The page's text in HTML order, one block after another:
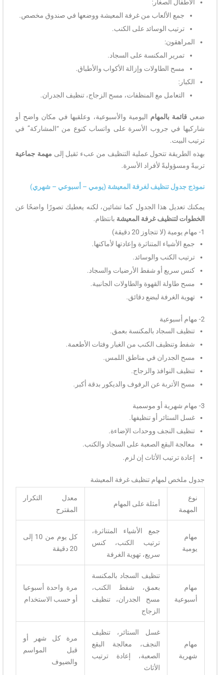
الأطفال الصغار:
جمع الألعاب من غرفة المعيشة ووضعها في صندوق مخصص.
ترتيب الوسائد على الكنب.
المراهقون:
تمرير المكنسة على السجاد.
مسح الطاولات وإزالة الأكواب والأطباق.
الكبار:
التعامل مع المنظفات، مسح الزجاج، تنظيف الجدران.
ضعيقائمة بالمهام اليومية والأسبوعية، وعلقيها في مكان واضح أو
شاركيها في جروب الأسرة على واتساب كنوع من “المشاركة” في
ترتيب البيت.
بهذه الطريقة تتحول عملية التنظيف من عبء ثقيل إلى مهمة جماعية
تربيةً ومسؤوليةً لأفراد الأسرة.
نموذج جدول تنظيف لغرفة المعيشة (يومي – أسبوعي – شهري)
يمكنك تعديل هذا الجدول كما تشائين، لكنه يعطيك تصورًا واضحًا عن
الخطوات لتنظيف غرفة المعيشة بانتظام.
1- مهام يومية (لا تتجاوز 20 دقيقة)
جمع الأشياء المتناثرة وإعادتها لأماكنها.
ترتيب الكنب والوسائد.
كنس سريع أو شفط الأرضيات والسجاد.
مسح طاولة القهوة والطاولات الجانبية.
تهوية الغرفة لبضع دقائق.
2- مهام أسبوعية
تنظيف السجاد بالمكنسة بعمق.
شفط وتنظيف الكنب من الغبار وفتات الأطعمة.
مسح الجدران في مناطق اللمس.
تنظيف النوافذ والزجاج.
مسح الأتربة عن الرفوف والديكور بدقة أكبر.
3- مهام شهرية أو موسمية
غسل الستائر أو تنظيفها.
تنظيف النجف ووحدات الإضاءة.
معالجة البقع الصعبة على السجاد والكنب.
إعادة ترتيب الأثاث إن لزم.
جدول ملخص لمهام تنظيف غرفة المعيشة
نوع
المهمة
أمثلة على المهام
معدل التكرار
المقترح
مهام
يومية
جمع الأشياء المتناثرة،
ترتيب الكنب، كنس
سريع، تهوية الغرفة
كل يوم من 10 إلى
20 دقيقة
مهام
أسبوعية
تنظيف السجاد بالمكنسة
بعمق، شفط الكنب،
مسح الجدران، تنظيف
الزجاج
مرة واحدة أسبوعيا
أو حسب الاستخدام
مهام
شهرية
غسل الستائر، تنظيف
النجف، معالجة البقع
الصعبة، إعادة ترتيب
الأثاث
مرة كل شهر أو
قبل المواسم
والضيوف